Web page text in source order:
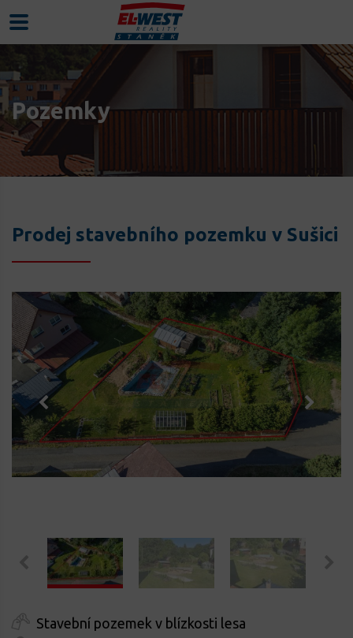
Pozemky
Prodej stavebního pozemku v Sušici
Stavební pozemek v blízkosti lesa